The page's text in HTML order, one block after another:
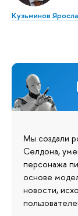
Кузьминов
Мы создали
Селдона,
персонажа
основе
новости,